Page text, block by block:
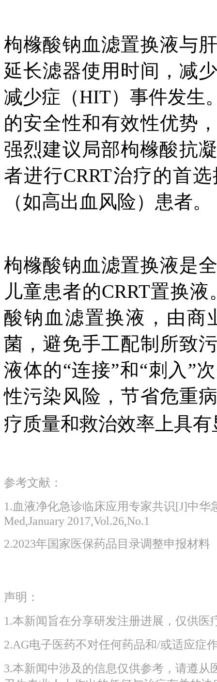
枸橼酸钠血滤置换液与
延长滤器使用时间，减
减少症（HIT）事件发生
的安全性和有效性优势
强烈建议局部枸橼酸抗
者进行CRRT治疗的首
（如高出血风险）患者。
枸橼酸钠血滤置换液是
儿童患者的CRRT置换
酸钠血滤置换液，由商
菌，避免手工配制所致
液体的“连接”和“刺入”
性污染风险，节省危重
疗质量和救治效率上具
参考文献：
1.血液净化急诊临床应用专家共识[J]中华
Med,January 2017,Vol.26,No.1
2.2023年国家医保药品目录调整申报材料
声明：
1.本新闻旨在分享研发注册进展，仅供
2.AG电子医药不对任何药品和/或适应症
3.本新闻中涉及的信息仅供参考，请遵